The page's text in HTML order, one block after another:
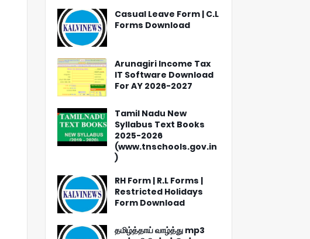
Casual Leave Form | C.L
Forms Download
Arunagiri Income Tax
IT Software Download
For AY 2026-2027
Tamil Nadu New
Syllabus Text Books
2025-2026
(www.tnschools.gov.in
)
RH Form | R.L Forms |
Restricted Holidays
Form Download
தமிழ்த்தாய் வாழ்த்து mp3